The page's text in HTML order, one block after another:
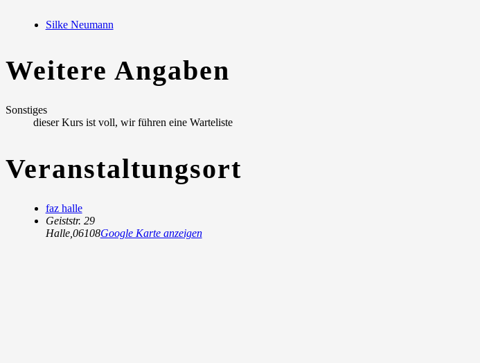
Silke Neumann
Weitere Angaben
Sonstiges
dieser Kurs ist voll, wir führen eine Warteliste
Veranstaltungsort
faz halle
Geiststr. 29
Halle, 06108Google Karte anzeigen